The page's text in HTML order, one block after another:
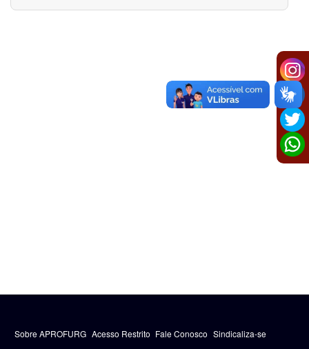
Sobre APROFURG Acesso Restrito Fale Conosco Sindicaliza-se